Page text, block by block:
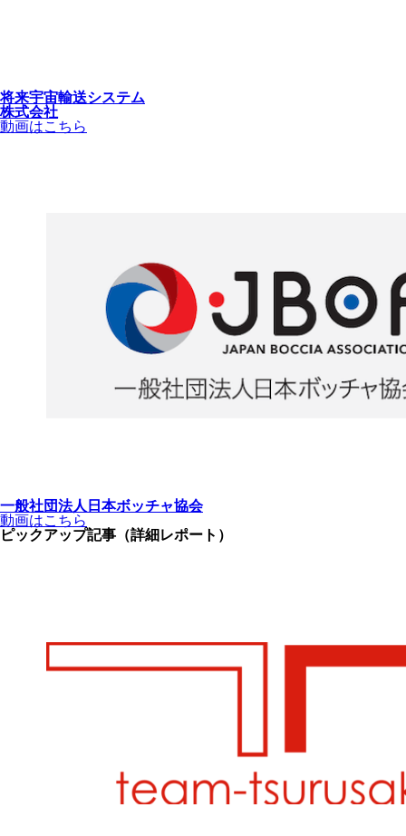
将来宇宙輸送システム
株式会社
動画はこちら
一般社団法人日本ボッチャ協会
動画はこちら
ピックアップ記事（詳細レポート）